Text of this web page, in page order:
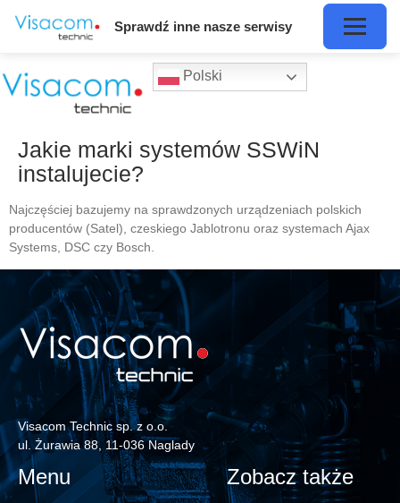
Polski
Jakie marki systemów SSWiN
instalujecie?
Najczęściej bazujemy na sprawdzonych urządzeniach polskich
producentów (Satel), czeskiego Jablotronu oraz systemach Ajax
Systems, DSC czy Bosch.
Visacom Technic sp. z o.o.
ul. Żurawia 88, 11-036 Naglady
Menu Zobacz także
Sprawdź inne nasze serwisy